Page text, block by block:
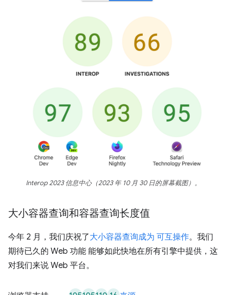
Interop 2023 信息中心（2023 年 10 月 30 日的屏幕截图）。
大小容器查询和容器查询长度值
今年 2 月，我们庆祝了大小容器查询成为 可互操作。我们
期待已久的 Web 功能 能够如此快地在所有引擎中提供，这
对我们来说 Web 平台。